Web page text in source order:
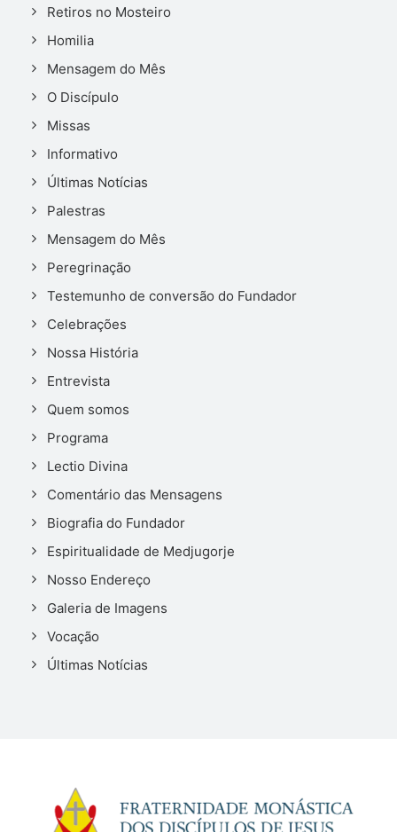
Retiros no Mosteiro
Homilia
Mensagem do Mês
O Discípulo
Missas
Informativo
Últimas Notícias
Palestras
Mensagem do Mês
Peregrinação
Testemunho de conversão do Fundador
Celebrações
Nossa História
Entrevista
Quem somos
Programa
Lectio Divina
Comentário das Mensagens
Biografia do Fundador
Espiritualidade de Medjugorje
Nosso Endereço
Galeria de Imagens
Vocação
Últimas Notícias